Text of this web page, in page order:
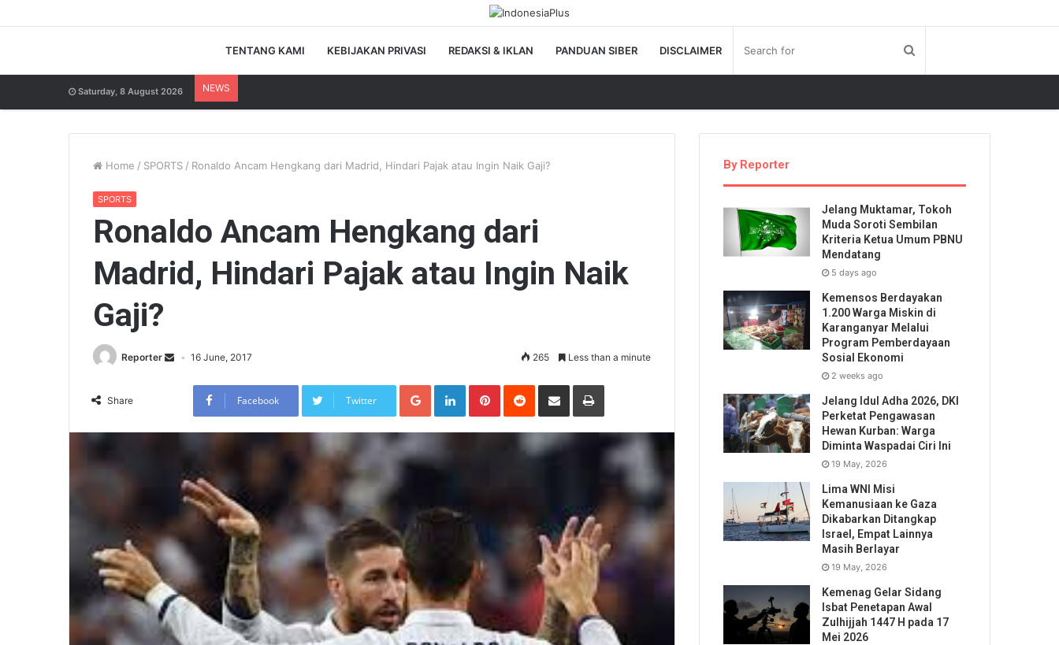
TENTANG KAMI KEBIJAKAN PRIVASI REDAKSI & IKLAN PANDUAN SIBER DISCLAIMER
Saturday, 8 August 2026 NEWS
Home / SPORTS / Ronaldo Ancam Hengkang dari Madrid, Hindari Pajak atau Ingin Naik Gaji?
SPORTS
Ronaldo Ancam Hengkang dari
Madrid, Hindari Pajak atau Ingin Naik
Gaji?
Reporter 16 June, 2017 265 Less than a minute
Share Facebook Twitter
Google+LinkedInPinterestReddit Share via Email Print
By Reporter
Jelang Muktamar, Tokoh
Muda Soroti Sembilan
Kriteria Ketua Umum PBNU
Mendatang
5 days ago
Kemensos Berdayakan
1.200 Warga Miskin di
Karanganyar Melalui
Program Pemberdayaan
Sosial Ekonomi
2 weeks ago
Jelang Idul Adha 2026, DKI
Perketat Pengawasan
Hewan Kurban: Warga
Diminta Waspadai Ciri Ini
19 May, 2026
Lima WNI Misi
Kemanusiaan ke Gaza
Dikabarkan Ditangkap
Israel, Empat Lainnya
Masih Berlayar
19 May, 2026
Kemenag Gelar Sidang
Isbat Penetapan Awal
Zulhijjah 1447 H pada 17
Mei 2026